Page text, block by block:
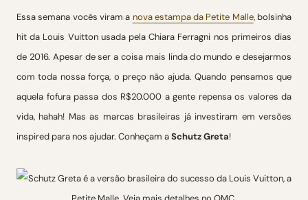
Essa semana vocês viram a nova estampa da Petite Malle, bolsinha
hit da Louis Vuitton usada pela Chiara Ferragni nos primeiros dias
de 2016. Apesar de ser a coisa mais linda do mundo e desejarmos
com toda nossa força, o preço não ajuda. Quando pensamos que
aquela fofura passa dos R$20.000 a gente repensa os valores da
vida, hahah! Mas as marcas brasileiras já investiram em versões
inspired para nos ajudar. Conheçam aSchutz Greta!